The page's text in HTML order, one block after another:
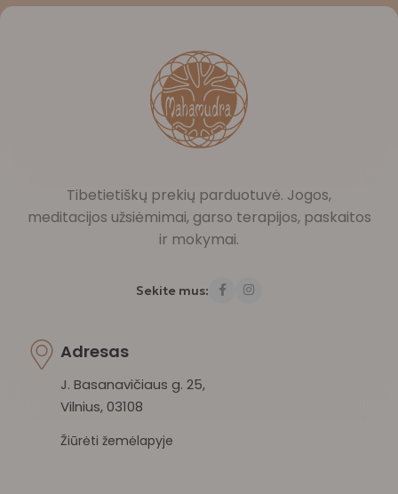
Tibetietiškų prekių parduotuvė. Jogos,
meditacijos užsiėmimai, garso terapijos, paskaitos
ir mokymai.
Sekite mus:
Adresas
J. Basanavičiaus g. 25,
Vilnius, 03108
Žiūrėti žemėlapyje